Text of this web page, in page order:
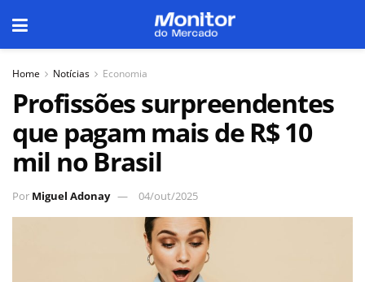
Home Notícias Economia
Profissões surpreendentes
que pagam mais de R$ 10
mil no Brasil
Por Miguel Adonay 04/out/2025